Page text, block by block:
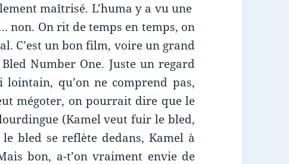
maîtrisé. L’huma y a vu une
non. On rit de temps en temps, on
C’est un bon film, voire un grand
Number One. Juste un regard
qu’on ne comprend pas,
mégoter, on pourrait dire que le
(Kamel veut fuir le bled,
bled se reflète dedans, Kamel à
bon, a-t’on vraiment envie de